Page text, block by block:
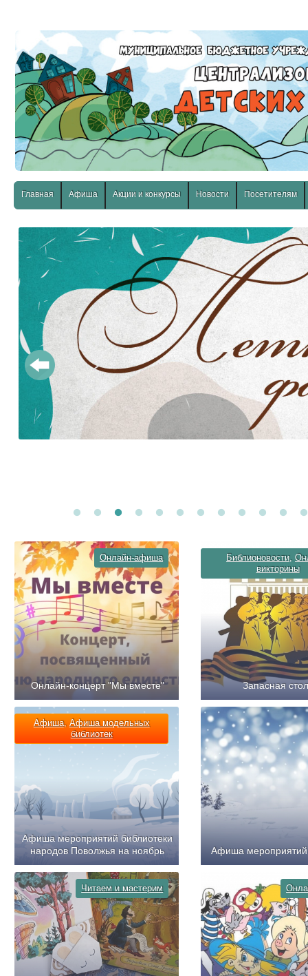
Главная Афиша Акции и конкурсы Новости Посетителям
Онлайн-афиша
Онлайн-концерт "Мы вместе"
Библионовости,
викторины
Запасная
Афиша, Афиша модельных
библиотек
Афиша мероприятий библиотеки
народов Поволжья на ноябрь
Афиша мероприятий
Читаем и мастерим